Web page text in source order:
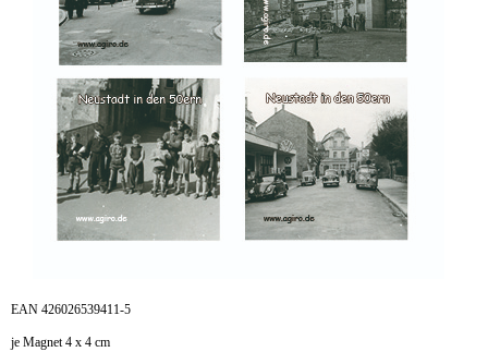
EAN 426026539411-5
je Magnet 4 x 4 cm